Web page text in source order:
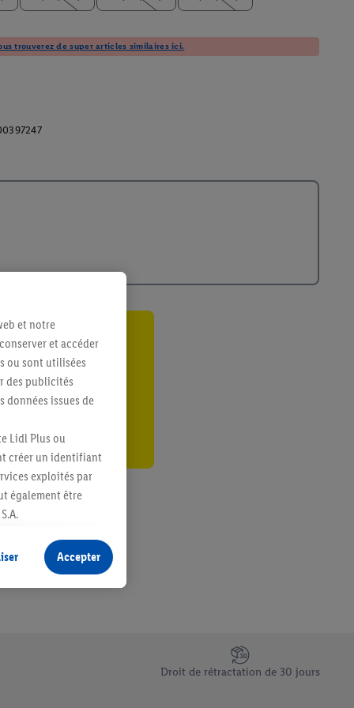
trouverez de super articles similaires ici.
Droit de rétractation de 30 jours
et notre
et accéder
ou sont utilisées
des publicités
données issues de
Lidl Plus ou
créer un identifiant
exploités par
également être
sans procéder à
terminaux ou
échéant, d’autres
En cliquant sur
de plus amples
Accepter